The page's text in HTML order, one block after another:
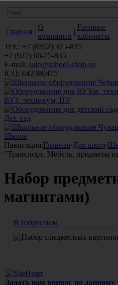
Главная |
О
компании
|
Готовые
кабинеты
Тел.: +7 (8352) 375-835
+7 (927) 66-75-835
E-mail: sale@school-shop.su
ICQ: 642380475
ВУЗ, техникум, ПУ
Дет. сад
Школа
Навигация:Главная›Для школ›
"Транспорт. Мебель, предметы
Набор
магнитами)
В избранном
Задать нам вопрос по данному